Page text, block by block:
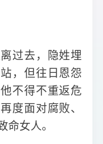
过去，隐姓埋
，但往日恩怨
不得不重返危
度面对腐败、
命女人。